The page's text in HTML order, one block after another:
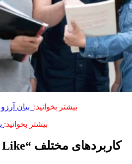
بیشتر بخوانید: بیان
بیشتر بخوانید:
کاربردهای مختلف “Like